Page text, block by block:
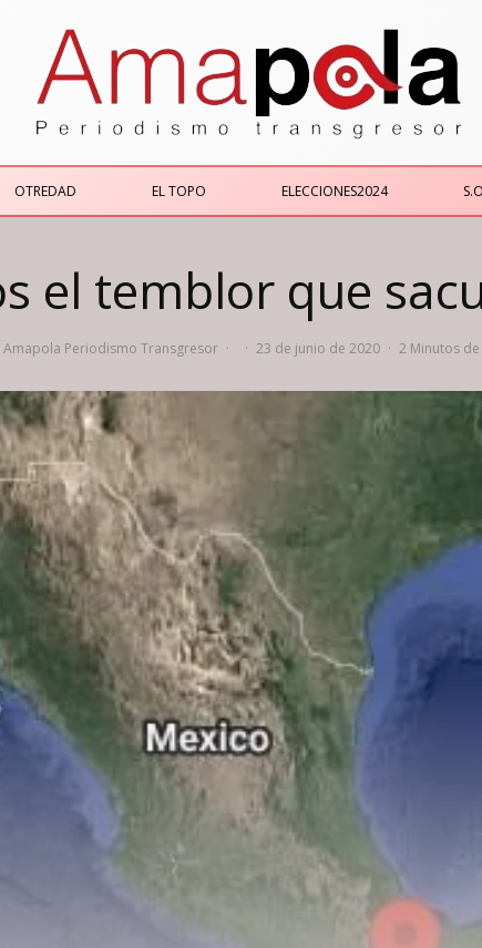
OTREDAD EL TOPO ELECCIONES2024
el temblor que
Amapola Periodismo Transgresor · · 23 de junio de 2020 · 2 Minutos